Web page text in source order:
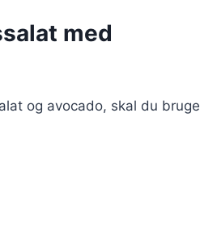
med
og avocado, skal du bruge